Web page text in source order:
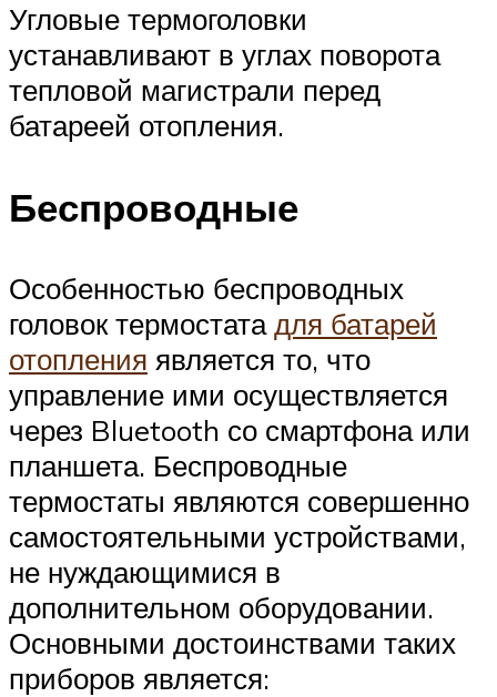
Угловые термоголовки
устанавливают в углах поворота
тепловой магистрали перед
батареей отопления.
Беспроводные
Особенностью беспроводных
головок термостатадля батарей
отопления является то, что
управление ими осуществляется
через Bluetooth со смартфона или
планшета. Беспроводные
термостаты являются совершенно
самостоятельными устройствами,
не нуждающимися в
дополнительном оборудовании.
Основными достоинствами таких
приборов является: